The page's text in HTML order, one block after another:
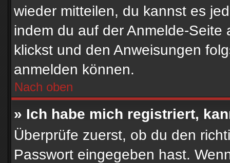
wieder mitteilen, du kannst es
indem du auf der Anmelde-Seite
klickst und den Anweisungen
anmelden können.
Nach oben
» Ich habe mich registriert,
Überprüfe zuerst, ob du den
Passwort eingegeben hast.